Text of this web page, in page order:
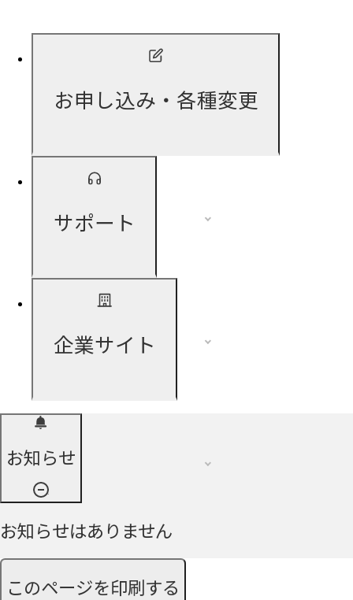
お申し込み・各種変更
サポート
企業サイト
お知らせ
お知らせはありません
このページを印刷する